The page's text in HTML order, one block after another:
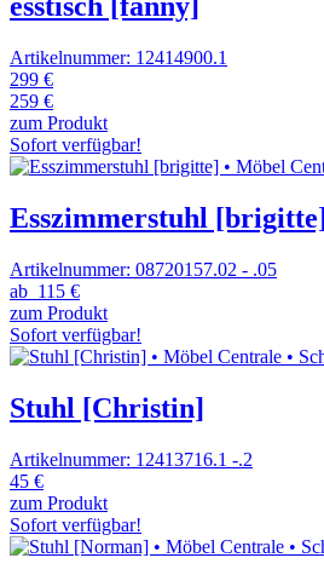
esstisch [fanny]
Artikelnummer: 12414900.1
299 €
259 €
zum Produkt
Sofort verfügbar!
Esszimmerstuhl [brigitte]
Artikelnummer: 08720157.02 - .05
ab 115 €
zum Produkt
Sofort verfügbar!
Stuhl [Christin]
Artikelnummer: 12413716.1 -.2
45 €
zum Produkt
Sofort verfügbar!